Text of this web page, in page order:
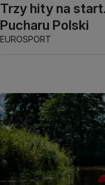
Trzy hity na
Pucharu Polski
EUROSPORT